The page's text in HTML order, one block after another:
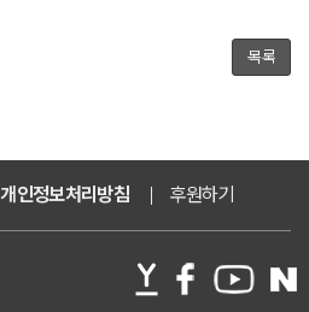
목록
개인정보처리방침 후원하기